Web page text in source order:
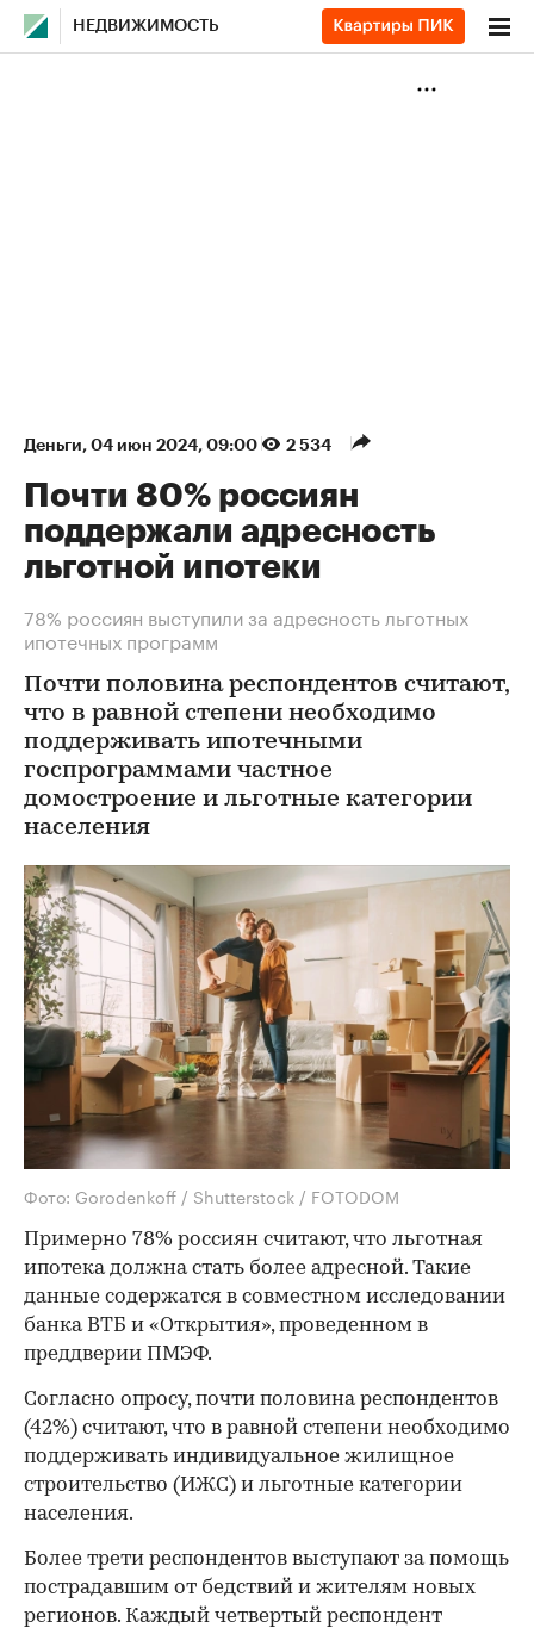
НЕДВИЖИМОСТЬ
Деньги⁠, 04 июн 2024, 09:00 2 534
Почти 80% россиян
поддержали адресность
льготной ипотеки
78% россиян выступили за адресность льготных
ипотечных программ
Почти половина респондентов считают,
что в равной степени необходимо
поддерживать ипотечными
госпрограммами частное
домостроение и льготные категории
населения
Фото: Gorodenkoff / Shutterstock / FOTODOM
Примерно 78% россиян считают, что льготная
ипотека должна стать более адресной. Такие
данные содержатся в совместном исследовании
банка ВТБ и «Открытия», проведенном в
преддверии ПМЭФ.
Согласно опросу, почти половина респондентов
(42%) считают, что в равной степени необходимо
поддерживать индивидуальное жилищное
строительство (ИЖС) и льготные категории
населения.
Более трети респондентов выступают за помощь
пострадавшим от бедствий и жителям новых
регионов. Каждый четвертый респондент